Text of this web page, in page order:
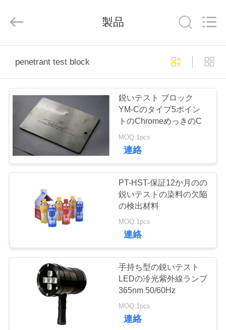
プ
ク
ト
に
2026
HUATEC
All
製品
penetrant test block
鋭いテスト ブロック
YM-Cのタイプ5ポイン
トのChromeめっきのC
MOQ:1pcs
連絡
PT-HST-保証12か月のの
鋭いテストの染料の欠陥
の検出材料
MOQ:1pcs
連絡
手持ち型の鋭いテスト
LEDの冷光紫外線ランプ
365nm 50/60Hz
MOQ:1pcs
連絡